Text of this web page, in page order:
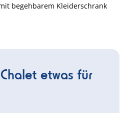
begehbarem Kleiderschrank
etwas für